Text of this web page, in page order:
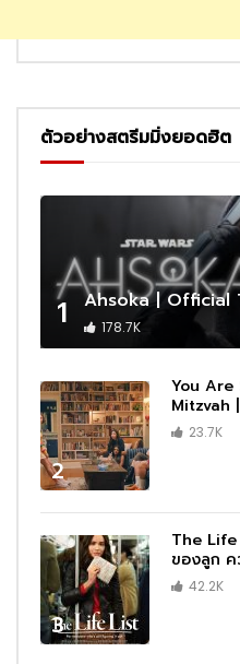
ตัวอย่างสตรีมมิ่งยอดฮิต
1 Ahsoka | Official
178.7K
2
You Are
Mitzvah
23.7K
3
The
ของลูก ค
42.2K